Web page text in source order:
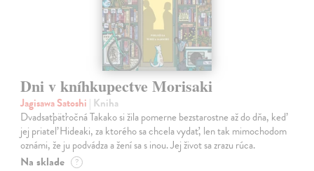
Dni v kníhkupectve Morisaki
Jagisawa Satoshi | Kniha
Dvadsaťpäťročná Takako si žila pomerne bezstarostne až do dňa, keď
jej priateľ Hideaki, za ktorého sa chcela vydať, len tak mimochodom
oznámi, že ju podvádza a žení sa s inou. Jej život sa zrazu rúca.
Na sklade ?